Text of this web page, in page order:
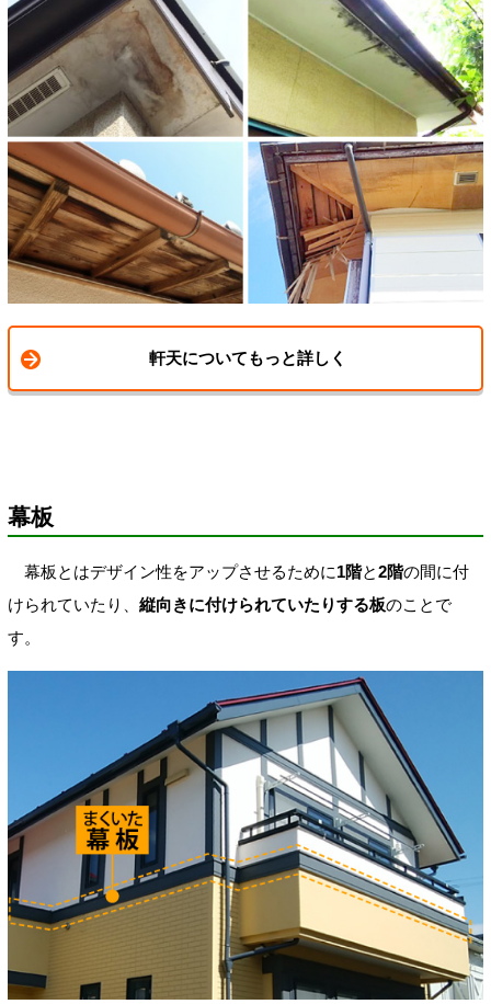
軒天についてもっと詳しく
幕板
幕板とはデザイン性をアップさせるために1階と2階の間に付
けられていたり、 縦向きに付けられていたりする板のことで
す。